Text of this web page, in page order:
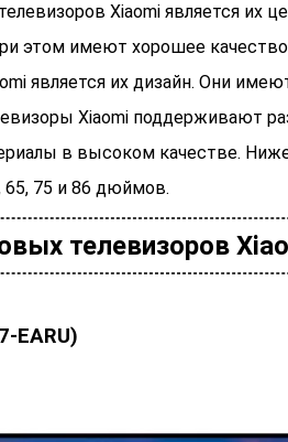
Xiaomi является их
этом имеют хорошее
является их дизайн. Они
Xiaomi поддерживают
в высоком качестве.
65, 75 и 86 дюймов.
телевизоров
EARU)